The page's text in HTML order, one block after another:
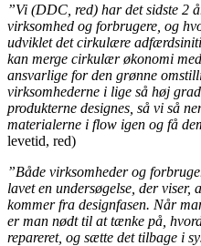
”Vi (DDC, red) har det sidste 2
virksomhed og forbrugere, og
udviklet det cirkulære
kan merge cirkulær økonomi
ansvarlige for den grønne
virksomhederne i lige så høj
produkterne designes, så vi så
materialerne i flow igen og få
levetid, red)
”Både virksomheder og
lavet en undersøgelse, der
kommer fra designfasen. Når
er man nødt til at tænke på,
repareret, og sætte det tilbage i